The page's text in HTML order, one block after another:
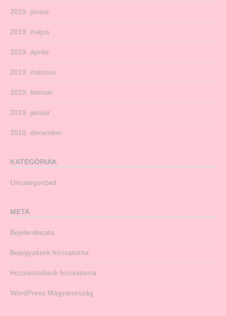
2019. június
2019. május
2019. április
2019. március
2019. február
2019. január
2018. december
KATEGÓRIÁK
Uncategorized
META
Bejelentkezés
Bejegyzések hírcsatorna
Hozzászólások hírcsatorna
WordPress Magyarország